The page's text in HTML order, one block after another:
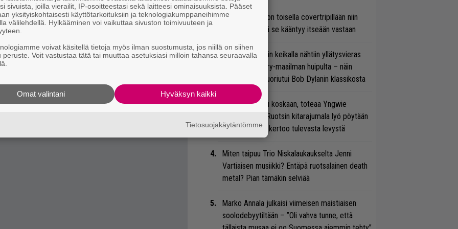
jossa kuullaan yhdysvaltalaiskitaristi
musiikkia akustiselle kitaralle
Illan avaa juuri uuden levynsä
sooloesitys. Kolmas Odysseus-ilta
jossa nähdään ainutlaatuisen
soundin laatunimi
Felix Alexander
Arvio: Saimaa on toisella covertripillään niin
suvereeni, että se kääntyy itseään vastaan
Guns N’ Rosesin keikalla nähtiin yllätysvieras
suoraan country-maailman huipulta – näin
kokoonpano suoriutui Bob Dylanin klassikosta
Se on nyt tai ei koskaan, toteaa Yngwie
Malmsteen – Ruotsin kitarajumala lyö pöytään
uuden biisin ja kertoo tulevasta levystä
Miten taipuu Trio Niskalaukaukselta Jenni
Vartiaisen musiikki? Entäpä ruotsalainen death
metal? Pian tämäkin selviää
Marko Annala julkaisi viimeisen maistiaisen
soolodebyytiltään – ”Oli vahva tunne, että
sivuista, joilla vierailit, IP-osoitteestasi sekä laitteesi ominaisuuksista. Pääset
yksityiskohtaisesti käyttötarkoituksiin ja teknologiakumppaneihimme
välilehdellä. Hylkääminen voi vaikuttaa sivuston toimivuuteen ja
voivat käsitellä tietoja myös ilman suostumusta, jos niillä on siihen
peruste. Voit vastustaa tätä tai muuttaa asetuksiasi milloin tahansa seuraavalla
Hyväksyn kaikki
Omat valintani
Tietosuojakäytäntömme